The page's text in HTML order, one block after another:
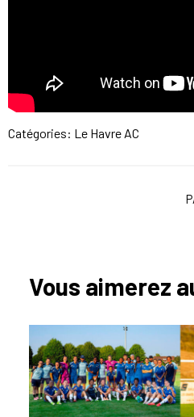
Catégories: Le Havre AC
Vous aimerez